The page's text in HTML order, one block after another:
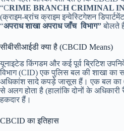
“CRIME BRANCH CRIMINAL
(क्राइम-ब्रांच क्राइम इन्वेस्टिगेशन
“अपराध शाखा अपराध जाँच विभाग”बोलते
सीबीसीआईडी क्या है (CBCID Means)
यूनाइटेड किंगडम और कई पूर्व ब्रिटिश
विभाग (CID) एक पुलिस बल की शाखा का
अधिकांश सादे कपड़े जासूस हैं। एक बल का
से अलग होता है (हालांकि दोनों के
हकदार हैं।
CBCID का इतिहास